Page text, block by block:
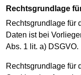
Rechtsgrundlage
Rechtsgrundlage für
Daten ist bei
Abs. 1 lit. a) DSGVO.
Rechtsgrundlage für